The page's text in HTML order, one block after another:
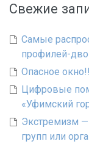
Свежие
Самые
профилей-
Опасное
Цифровые
«Уфимский
Экстремизм —
групп или